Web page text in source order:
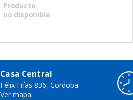
Producto
no disponible
Casa Central
Félix Frías 836, Cordoba
Ver mapa